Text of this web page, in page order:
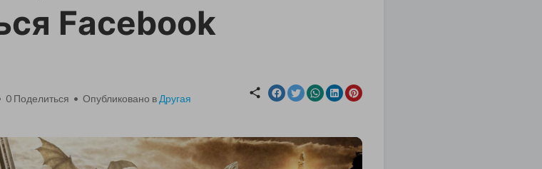
Facebook
0 Поделиться • Опубликовано в Другая